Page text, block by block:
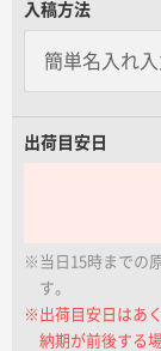
名入れグループ
入稿方法
出荷目安日
※当日15時までの
す。
※出荷目安日はあ
納期が前後する